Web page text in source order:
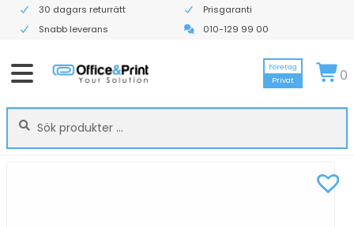
30 dagars returrätt
Prisgaranti
Snabb leverans
010-129 99 00
Sök
efter:
Sök
Företag
Privat
0